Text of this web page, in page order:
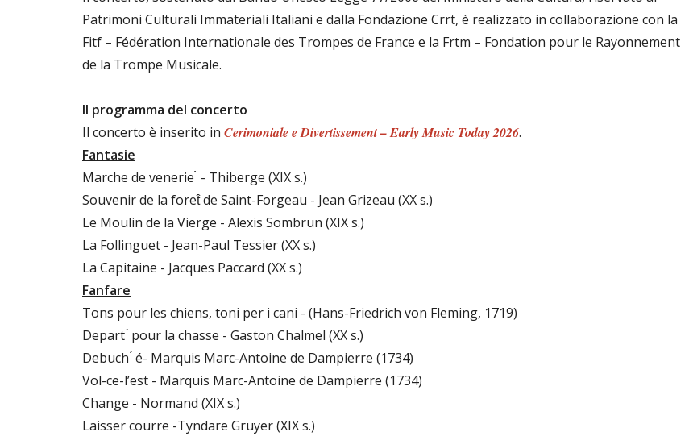
Patrimoni Culturali Immateriali Italiani e dalla Fondazione Crrt, è realizzato in collaborazione con la
Fitf – Fédération Internationale des Trompes de France e la Frtm – Fondation pour le Rayonnement
de la Trompe Musicale.
Il programma del concerto
Il concerto è inserito in Cerimoniale e Divertissement – Early Music Today 2026.
Fantasie
Marche de venerie ̀ - Thiberge (XIX s.)
Souvenir de la foret̂ de Saint-Forgeau - Jean Grizeau (XX s.)
Le Moulin de la Vierge - Alexis Sombrun (XIX s.)
La Follinguet - Jean-Paul Tessier (XX s.)
La Capitaine - Jacques Paccard (XX s.)
Fanfare
Tons pour les chiens, toni per i cani - (Hans-Friedrich von Fleming, 1719)
Depart ́ pour la chasse - Gaston Chalmel (XX s.)
Debuch ́ é- Marquis Marc-Antoine de Dampierre (1734)
Vol-ce-l’est - Marquis Marc-Antoine de Dampierre (1734)
Change - Normand (XIX s.)
Laisser courre -Tyndare Gruyer (XIX s.)